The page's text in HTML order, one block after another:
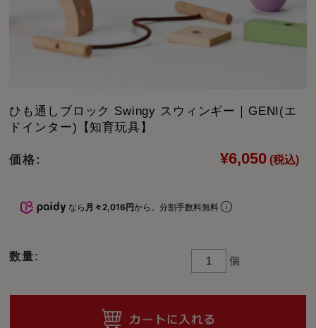
ひも通しブロック Swingy スウィンギー｜GENI(エ
ドインター)【知育玩具】
価格: ¥6,050 (税込)
なら 月々2,016円から。分割手数料無料
数量: 個